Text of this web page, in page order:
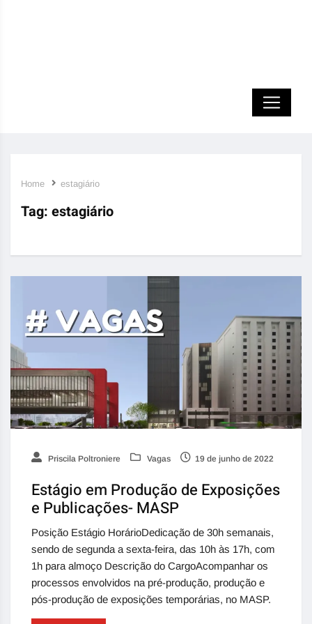
Home estagiário
Tag: estagiário
Priscila Poltroniere Vagas 19 de junho de 2022
Estágio em Produção de Exposições
e Publicações- MASP
Posição Estágio HorárioDedicação de 30h semanais,
sendo de segunda a sexta-feira, das 10h às 17h, com
1h para almoço Descrição do CargoAcompanhar os
processos envolvidos na pré-produção, produção e
pós-produção de exposições temporárias, no MASP.